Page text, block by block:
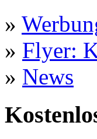
»
» Flyer:
» News